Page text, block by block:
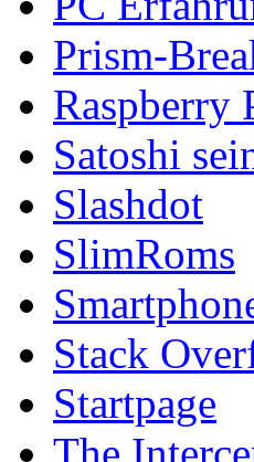
Prism-
Raspberry
Satoshi
Slashdot
SlimRoms
Stack
Startpage
The